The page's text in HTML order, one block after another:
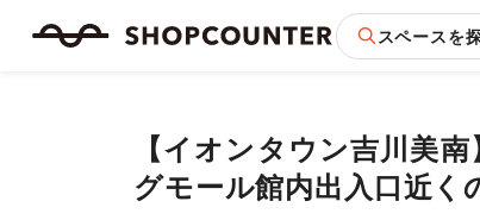
スペースを
【イオンタウン吉川美
グモール館内出入口近く